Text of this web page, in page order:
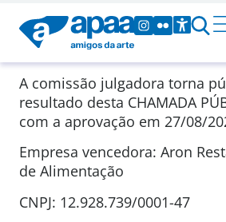
A comissão julgadora torna
resultado desta CHAMADA
com a aprovação em 27/08/
Empresa vencedora: Aron
de Alimentação
CNPJ: 12.928.739/0001-47